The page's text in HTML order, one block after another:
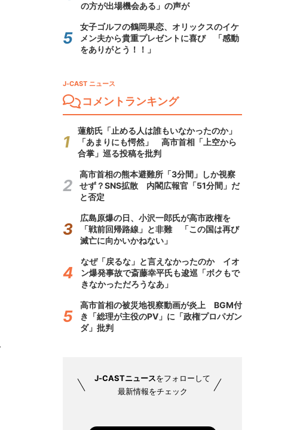
の方が出場機会ある」の声が
女子ゴルフの鶴岡果恋、オリックスのイケ
メン夫から貴重プレゼントに喜び 「感動
をありがとう！！」
J-CAST ニュース
コメントランキング
蓮舫氏「止める人は誰もいなかったのか」
「あまりにも愕然」 高市首相「上空から
合掌」巡る投稿を批判
高市首相の熊本避難所「3分間」しか視察
せず？SNS拡散 内閣広報官「51分間」だ
と否定
広島原爆の日、小沢一郎氏が高市政権を
「戦前回帰路線」と非難 「この国は再び
滅亡に向かいかねない」
なぜ「戻るな」と言えなかったのか イオ
ン爆発事故で斎藤幸平氏も逡巡「ボクもで
きなかっただろうなあ」
高市首相の被災地視察動画が炎上 BGM付
き「総理が主役のPV」に「政権プロパガン
ダ」批判
J-CASTニュースをフォローして
最新情報をチェック